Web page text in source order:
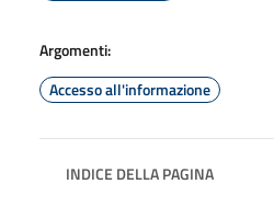
Argomenti:
Accesso all'informazione
INDICE DELLA PAGINA